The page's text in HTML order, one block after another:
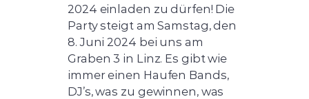
2024 einladen zu dürfen! Die
Party steigt am Samstag, den
8. Juni 2024 bei uns am
Graben 3 in Linz. Es gibt wie
immer einen Haufen Bands,
DJ’s, was zu gewinnen, was